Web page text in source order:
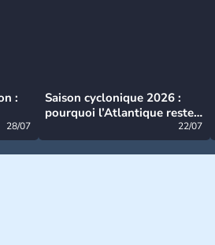
:
28/07
Saison cyclonique 2026 :
pourquoi l’Atlantique reste
22/07